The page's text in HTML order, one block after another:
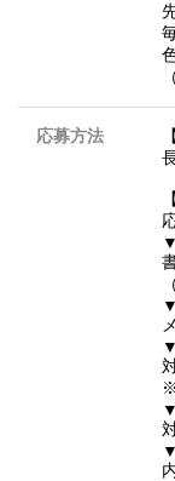
応募方法
▼
▼
▼
▼
▼